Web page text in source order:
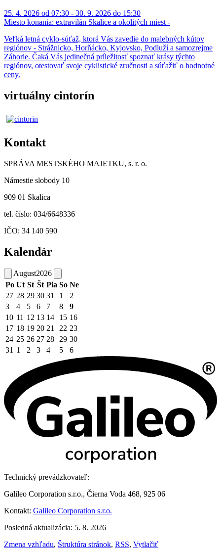
25. 4. 2026 od 07:30 - 30. 9. 2026 do 15:30
Miesto konania: extravilán Skalice a okolitých miest -
Veľká letná cyklo-súťaž, ktorá Vás zavedie do malebných kútov
regiónov - Strážnicko, Horňácko, Kyjovsko, Podluží a samozrejme
Záhorie. Čaká Vás jedinečná príležitosť spoznať krásy týchto
regiónov, otestovať svoje cyklistické zručnosti a súťažiť o hodnotné
ceny.
virtuálny cintorín
Kontakt
SPRÁVA MESTSKÉHO MAJETKU, s. r. o.
Námestie slobody 10
909 01 Skalica
tel. číslo: 034/6648336
IČO: 34 140 590
Kalendár
August2026
Po Ut St Št Pia So Ne
27 28 29 30 31 1
2
3
4 5 6 7 8
9
10 11 12 13 14 15 16
17 18 19 20 21 22 23
24 25 26 27 28 29 30
31 1 2 3 4 5 6
Technický prevádzkovateľ:
Galileo Corporation s.r.o., Čierna Voda 468, 925 06
Kontakt: Galileo Corporation s.r.o.
Posledná aktualizácia: 5. 8. 2026
Zmena vzhľadu, Štruktúra stránok, RSS, Vytlačiť